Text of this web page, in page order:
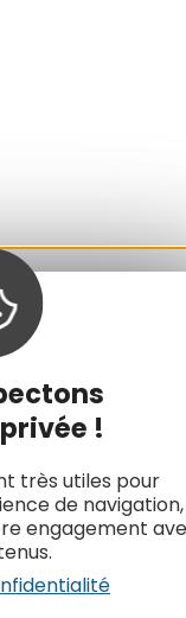
!
très utiles pour
de navigation,
engagement